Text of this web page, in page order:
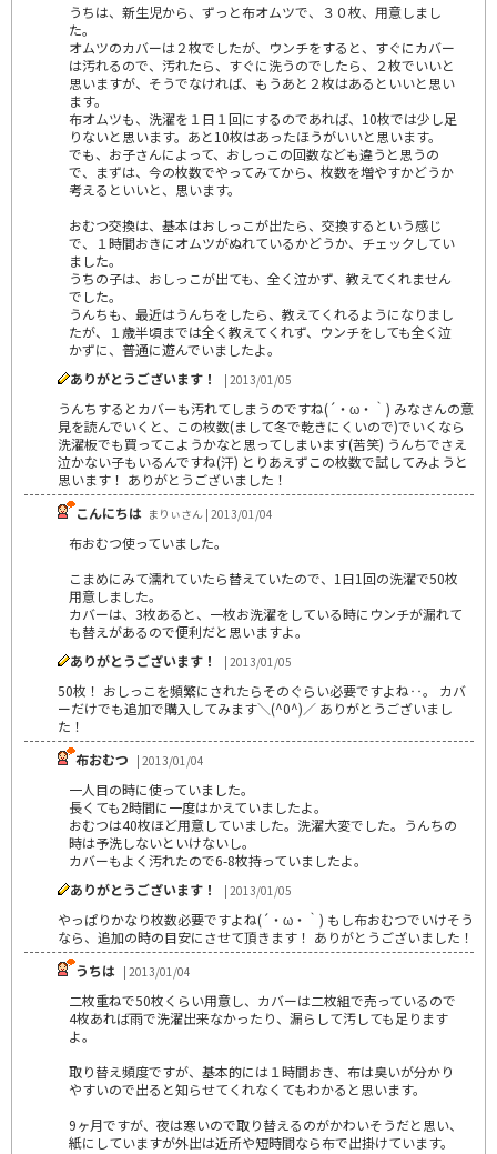
うちは、新生児から、ずっと布オムツで、３０枚、用意しまし
た。
オムツのカバーは２枚でしたが、ウンチをすると、すぐにカバー
は汚れるので、汚れたら、すぐに洗うのでしたら、２枚でいいと
思いますが、そうでなければ、もうあと２枚はあるといいと思い
ます。
布オムツも、洗濯を１日１回にするのであれば、10枚では少し足
りないと思います。あと10枚はあったほうがいいと思います。
でも、お子さんによって、おしっこの回数なども違うと思うの
で、まずは、今の枚数でやってみてから、枚数を増やすかどうか
考えるといいと、思います。
おむつ交換は、基本はおしっこが出たら、交換するという感じ
で、１時間おきにオムツがぬれているかどうか、チェックしてい
ました。
うちの子は、おしっこが出ても、全く泣かず、教えてくれません
でした。
うんちも、最近はうんちをしたら、教えてくれるようになりまし
たが、１歳半頃までは全く教えてくれず、ウンチをしても全く泣
かずに、普通に遊んでいましたよ。
ありがとうございます！
| 2013/01/05
うんちするとカバーも汚れてしまうのですね(´・ω・｀) みなさんの意
見を読んでいくと、この枚数(まして冬で乾きにくいので)でいくなら
洗濯板でも買ってこようかなと思ってしまいます(苦笑) うんちでさえ
泣かない子もいるんですね(汗) とりあえずこの枚数で試してみようと
思います！ ありがとうございました！
こんにちは まりぃさん | 2013/01/04
布おむつ使っていました。
こまめにみて濡れていたら替えていたので、1日1回の洗濯で50枚
用意しました。
カバーは、3枚あると、一枚お洗濯をしている時にウンチが漏れて
も替えがあるので便利だと思いますよ。
ありがとうございます！
| 2013/01/05
50枚！ おしっこを頻繁にされたらそのぐらい必要ですよね‥。 カバ
ーだけでも追加で購入してみます＼(^0^)／ ありがとうございまし
た！
布おむつ | 2013/01/04
一人目の時に使っていました。
長くても2時間に一度はかえていましたよ。
おむつは40枚ほど用意していました。洗濯大変でした。うんちの
時は予洗しないといけないし。
カバーもよく汚れたので6-8枚持っていましたよ。
ありがとうございます！
| 2013/01/05
やっぱりかなり枚数必要ですよね(´・ω・｀) もし布おむつでいけそう
なら、追加の時の目安にさせて頂きます！ ありがとうございました！
うちは | 2013/01/04
二枚重ねで50枚くらい用意し、カバーは二枚組で売っているので
4枚あれば雨で洗濯出来なかったり、漏らして汚しても足ります
よ。
取り替え頻度ですが、基本的には１時間おき、布は臭いが分かり
やすいので出ると知らせてくれなくてもわかると思います。
9ヶ月ですが、夜は寒いので取り替えるのがかわいそうだと思い、
紙にしていますが外出は近所や短時間なら布で出掛けています。